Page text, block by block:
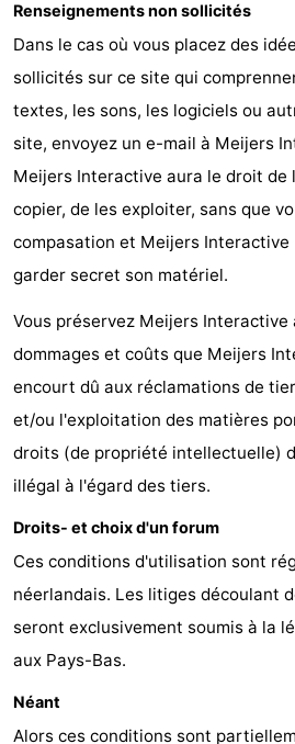
Leeuwarden
Îles
de
la
Frise
-
Schiermonnikoog
Ameland
-
Texel
Météo
Contact
Renseignements non sollicités
Dans le cas où vous placez des
sollicités sur ce site qui
textes, les sons, les logiciels ou
site, envoyez un e-mail à Meijers
Meijers Interactive aura le droit de
copier, de les exploiter, sans que
compasation et Meijers Interactive
garder secret son matériel.
Vous préservez Meijers Interactive
dommages et coûts que Meijers
encourt dû aux réclamations de
et/ou l'exploitation des matières
droits (de propriété intellectuelle)
illégal à l'égard des tiers.
Droits- et choix d'un forum
Ces conditions d'utilisation sont
néerlandais. Les litiges découlant
seront exclusivement soumis à la
aux Pays-Bas.
Néant
Alors ces conditions sont